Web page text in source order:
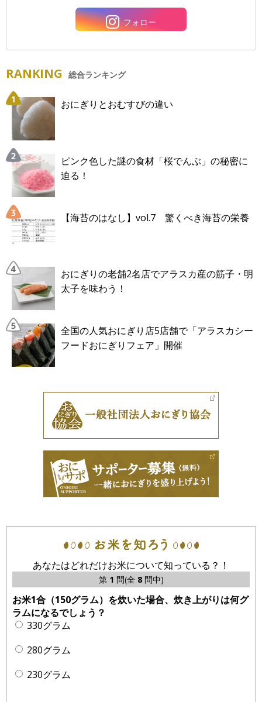
フォロー
RANKING 総合ランキング
おにぎりとおむすびの違い
ピンク色した謎の食材「桜でんぶ」の秘密に
迫る！
【海苔のはなし】vol.7 驚くべき海苔の栄養
おにぎりの老舗2名店でアラスカ産の筋子・明
太子を味わう！
全国の人気おにぎり店5店舗で「アラスカシー
フードおにぎりフェア」開催
あなたはどれだけお米について知っている？！
第 1 問(全 8問中)
お米1合（150グラム）を炊いた場合、炊き上がりは何グ
ラムになるでしょう？
330グラム
280グラム
230グラム